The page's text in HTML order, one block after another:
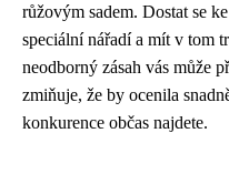
růžovým sadem. Dostat se
speciální nářadí a mít v tom
neodborný zásah vás může
zmiňuje, že by ocenila
konkurence občas najdete.